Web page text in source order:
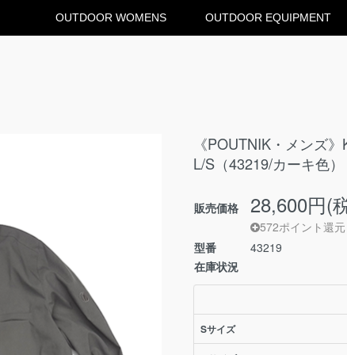
OUTDOOR WOMENS OUTDOOR EQUIPMENT
《POUTNIK・メンズ
L/S（43219/カーキ色）
販売価格 28,600円(
572ポイント還元
型番
43219
在庫状況
Sサイズ